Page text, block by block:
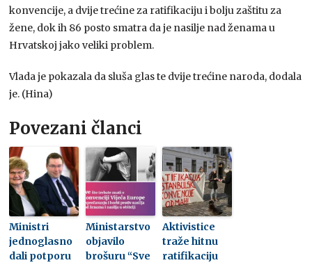
konvencije, a dvije trećine za ratifikaciju i bolju zaštitu za
žene, dok ih 86 posto smatra da je nasilje nad ženama u
Hrvatskoj jako veliki problem.
Vlada je pokazala da sluša glas te dvije trećine naroda, dodala
je. (Hina)
Povezani članci
Ministri
jednoglasno
dali potporu
Ministarstvo
objavilo
brošuru “Sve
Aktivistice
traže hitnu
ratifikaciju